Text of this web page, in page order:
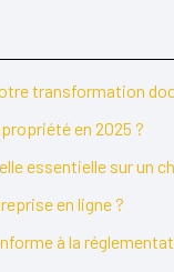
transformation
en 2025 ?
essentielle sur un
en ligne ?
à la